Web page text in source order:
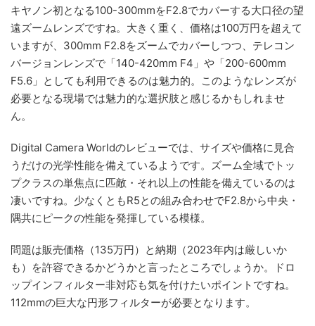
キヤノン初となる100-300mmをF2.8でカバーする大口径の望
遠ズームレンズですね。大きく重く、価格は100万円を超えて
いますが、300mm F2.8をズームでカバーしつつ、テレコン
バージョンレンズで「140-420mm F4」や「200-600mm
F5.6」としても利用できるのは魅力的。このようなレンズが
必要となる現場では魅力的な選択肢と感じるかもしれませ
ん。
Digital Camera Worldのレビューでは、サイズや価格に見合
うだけの光学性能を備えているようです。ズーム全域でトッ
プクラスの単焦点に匹敵・それ以上の性能を備えているのは
凄いですね。少なくともR5との組み合わせでF2.8から中央・
隅共にピークの性能を発揮している模様。
問題は販売価格（135万円）と納期（2023年内は厳しいか
も）を許容できるかどうかと言ったところでしょうか。ドロ
ップインフィルター非対応も気を付けたいポイントですね。
112mmの巨大な円形フィルターが必要となります。